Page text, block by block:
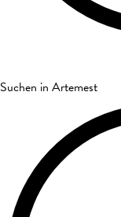
Suchen in Artemest